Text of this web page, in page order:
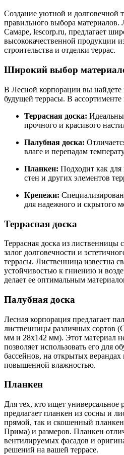
Создание уютной и долговечной
правильного выбора материалов.
Самаре, lescorp.ru, предлагает
высококачественной продукции
строительства и отделки террас.
Широкий выбор
В Лесной корпорации вы найдете
будущей террасы. В ассортименте
Террасная доска:
прочного и красивого
Палубная доска:
влаге и перепадам
Планкен: Подходит как для
стен и других элементов
Крепежи:
для надежного и скрытого
Террасная доска
Террасная доска из лиственницы
залог долговечности и
террасы. Лиственница известна
устойчивостью к гниению и
делает ее оптимальным
Палубная доска
Лесная корпорация предлагает
лиственницы различных сортов
мм и 28x142 мм). Этот материал
позволяет использовать его для
бассейнов, на открытых верандах
повышенной влажностью.
Планкен
Для тех, кто ищет универсальное
предлагает планкен из сосны и
прямой, так и скошенный
Прима) и размеров. Планкен
вентилируемых фасадов и
решений на вашей террасе.